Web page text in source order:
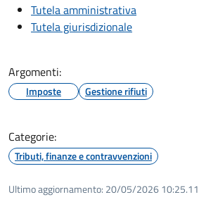
Tutela amministrativa
Tutela giurisdizionale
Argomenti:
Imposte Gestione rifiuti
Categorie:
Tributi, finanze e contravvenzioni
Ultimo aggiornamento: 20/05/2026 10:25.11